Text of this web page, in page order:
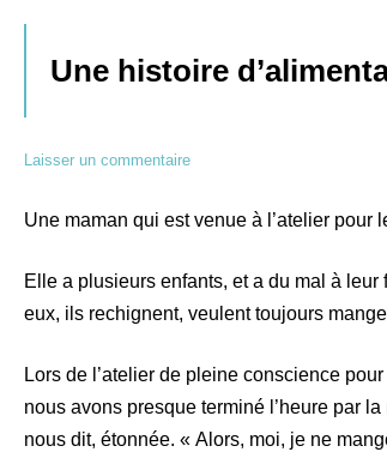
Une histoire
Laisser un commentaire
Une maman qui est venue à l’atelier pour
Elle a plusieurs enfants, et a du mal à
eux, ils rechignent, veulent toujours
Lors de l’atelier de pleine conscience
nous avons presque terminé l’heure par
nous dit, étonnée. « Alors, moi, je ne